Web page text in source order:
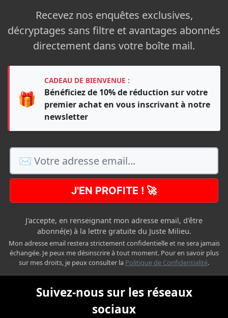
Recevez nos enquêtes exclusives,
décryptages sans filtre et avantages abonnés
directement dans votre boîte mail.
🎁
CADEAU DE BIENVENUE :
Bénéficiez de 10% de réduction sur votre
premier achat en vous inscrivant à notre
newsletter
J'EN PROFITE ! 🚀
J'accepte, en renseignant mon adresse email, d'être
abonné(e) à la lettre gratuite du Juste Milieu.
Mon adresse email restera strictement confidentielle et ne sera jamais
échangée. Je peux me désinscrire à tout moment. Pour en savoir plus
sur mes droits, je peux consulter la Politique de Confidentialité.
Suivez-nous sur les réseaux
sociaux